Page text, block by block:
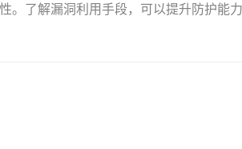
。了解漏洞利用手段，可以提升防护能